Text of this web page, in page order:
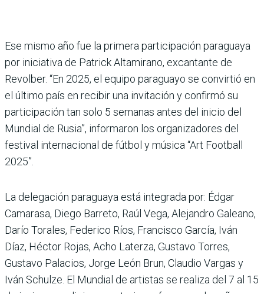
Ese mismo año fue la primera participación paraguaya
por iniciativa de Patrick Altamirano, excantante de
Revolber. “En 2025, el equipo paraguayo se convirtió en
el último país en recibir una invitación y confirmó su
participación tan solo 5 semanas antes del inicio del
Mundial de Rusia”, informaron los organizadores del
festival internacional de fútbol y música “Art Football
2025”.
La delegación paraguaya está integrada por: Édgar
Camarasa, Diego Barreto, Raúl Vega, Alejandro Galeano,
Darío Torales, Federico Ríos, Francisco García, Iván
Díaz, Héctor Rojas, Acho Laterza, Gustavo Torres,
Gustavo Palacios, Jorge León Brun, Claudio Vargas y
Iván Schulze. El Mundial de artistas se realiza del 7 al 15